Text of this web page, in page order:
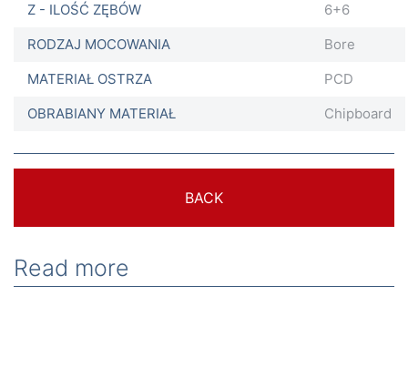
Z - ILOŚĆ ZĘBÓW
6+6
RODZAJ MOCOWANIA
Bore
MATERIAŁ OSTRZA
PCD
OBRABIANY MATERIAŁ
Chipboard
BACK
Read more